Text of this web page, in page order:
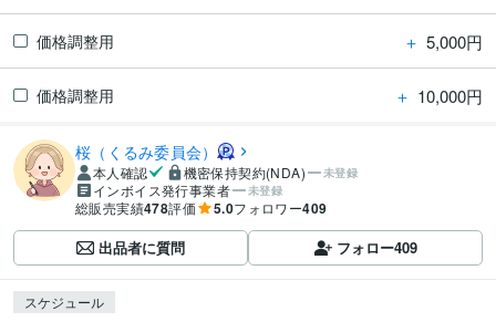
価格調整用 ＋ 5,000円
価格調整用 ＋ 10,000円
桜（くるみ委員会）
本人確認 機密保持契約(NDA) 未登録
インボイス発行事業者 未登録
総販売実績478評価 5.0フォロワー409
出品者に質問 フォロー409
スケジュール